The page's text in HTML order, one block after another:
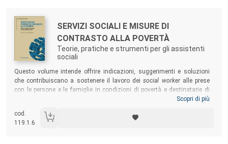
Autori:
Titolo:
SERVIZI SOCIALI E MISURE DI
CONTRASTO ALLA POVERTÀ
Teorie, pratiche e strumenti per gli assistenti
sociali
Sommario:
Questo volume intende offrire indicazioni, suggerimenti e soluzioni
che contribuiscano a sostenere il lavoro deisocial worker alle prese
con le persone e le famiglie in condizioni di povertà e destinatarie di
misure di attivazione e inclusione sociale, nel quadro più ampio del
servizio sociale in termini metodologici, organizzativi e deontologici,
secondo un articolato mosaico di competenze professionali utili agli
Scopri di più
cod.
119.1.6